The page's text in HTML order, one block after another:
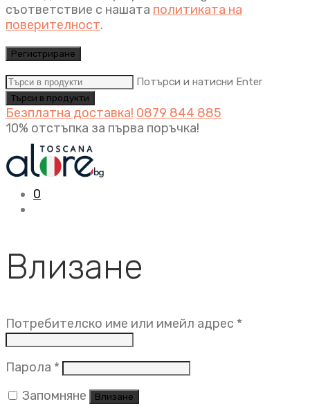
съответствие с нашата политиката на
поверителност.
Регистриране
Потърси и натисни Enter
Безплатна доставка! 0879 844 885
10% отстъпка за първа поръчка!
0
Влизане
Потребителско име или имейл адрес *
Парола * Задължително
Запомняне
Влизане